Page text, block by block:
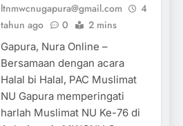
ltnmwcnugapura@gmail.com
4
tahun ago
0 2 mins
Gapura, Nura Online –
Bersamaan dengan acara
Halal bi Halal, PAC Muslimat
NU Gapura memperingati
harlah Muslimat NU Ke-76 di